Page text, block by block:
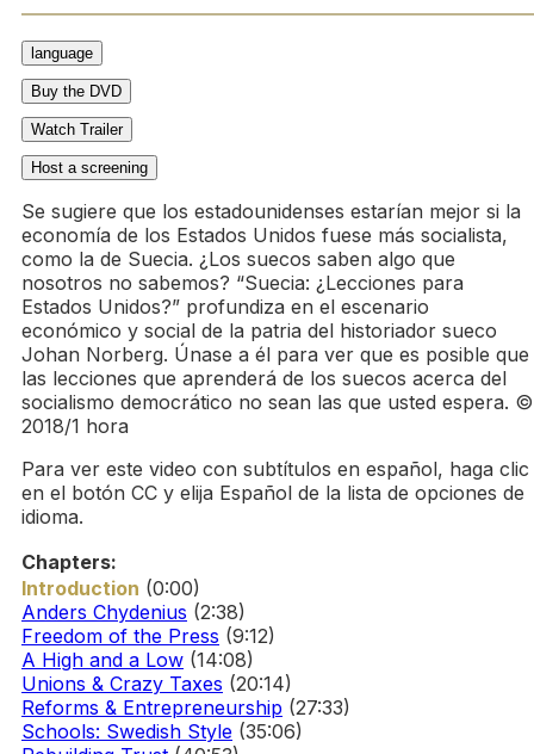
language
Buy the DVD
Watch Trailer
Host a screening
Se sugiere que los estadounidenses estarían mejor si la
economía de los Estados Unidos fuese más socialista,
como la de Suecia. ¿Los suecos saben algo que
nosotros no sabemos?
Suecia: ¿Lecciones para
Estados Unidos?
profundiza en el escenario
económico y social de la patria del historiador sueco
Johan Norberg. Únase a él para ver que es posible que
las lecciones que aprenderá de los suecos acerca del
socialismo democrático no sean las que usted espera. ©
2018/1 hora
Para ver este video con subtítulos en español, haga clic
en el botón CC y elija Español de la lista de opciones de
idioma.
Chapters:
Introduction (0:00)
Anders Chydenius (2:38)
Freedom of the Press (9:12)
A High and a Low (14:08)
Unions & Crazy Taxes (20:14)
Reforms & Entrepreneurship (27:33)
Schools: Swedish Style (35:06)